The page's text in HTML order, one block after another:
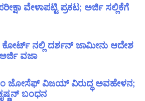
ವೇಳಾಪಟ್ಟಿ ಪ್ರಕಟ; ಅರ್ಜಿ ಸಲ್ಲಿಕೆಗೆ
ಕೋರ್ಟ್ ನಲ್ಲಿ ದರ್ಶನ್ ಜಾಮೀನು ಆದೇಶ
ವಜಾ
ಜೋಸೆಫ್ ವಿಜಯ್ ವಿರುದ್ಧ ಅವಹೇಳನ;
ಬಂಧನ